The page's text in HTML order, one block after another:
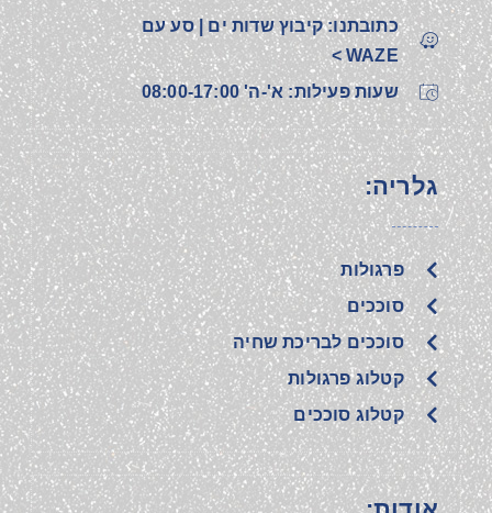
כתובתנו: קיבוץ שדות ים | סע עם
WAZE >
שעות פעילות: א'-ה' 08:00-17:00
גלריה:
פרגולות
סוככים
סוככים לבריכת שחיה
קטלוג פרגולות
קטלוג סוככים